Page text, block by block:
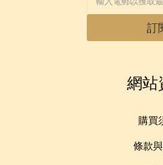
訂
網站
購買
條款